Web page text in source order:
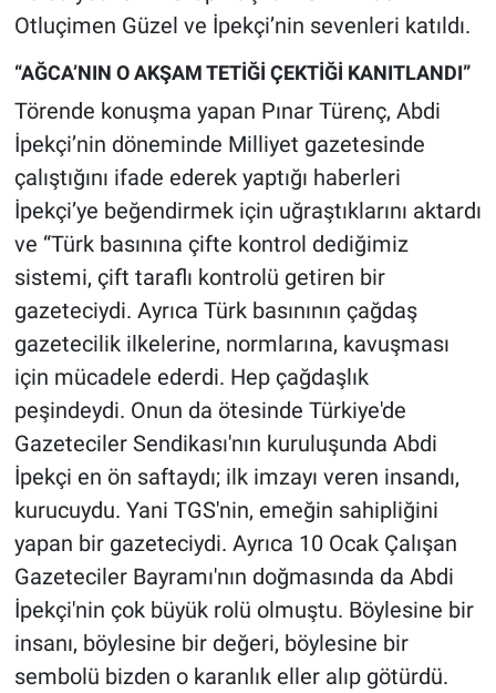
Otluçimen Güzel ve İpekçi’nin sevenleri katıldı.
“AĞCA’NIN O AKŞAM TETİĞİ ÇEKTİĞİ KANITLANDI”
Törende konuşma yapan Pınar Türenç, Abdi
İpekçi’nin döneminde Milliyet gazetesinde
çalıştığını ifade ederek yaptığı haberleri
İpekçi’ye beğendirmek için uğraştıklarını aktardı
ve “Türk basınına çifte kontrol dediğimiz
sistemi, çift taraflı kontrolü getiren bir
gazeteciydi. Ayrıca Türk basınının çağdaş
gazetecilik ilkelerine, normlarına, kavuşması
için mücadele ederdi. Hep çağdaşlık
peşindeydi. Onun da ötesinde Türkiye'de
Gazeteciler Sendikası'nın kuruluşunda Abdi
İpekçi en ön saftaydı; ilk imzayı veren insandı,
kurucuydu. Yani TGS'nin, emeğin sahipliğini
yapan bir gazeteciydi. Ayrıca 10 Ocak Çalışan
Gazeteciler Bayramı'nın doğmasında da Abdi
İpekçi'nin çok büyük rolü olmuştu. Böylesine bir
insanı, böylesine bir değeri, böylesine bir
sembolü bizden o karanlık eller alıp götürdü.
Popüler
Sağlık
Spor
Teknoloji
Türkiye'nin Geleceği
Türkiye'nin Gündemi
Yerel Gündem
Yerel Yaşam
Canlı Yayın